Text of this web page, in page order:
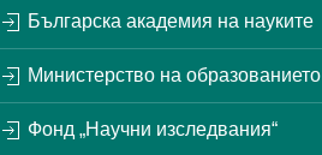
Българска академия на науките
Министерство на образованието
Фонд „Научни изследвания“